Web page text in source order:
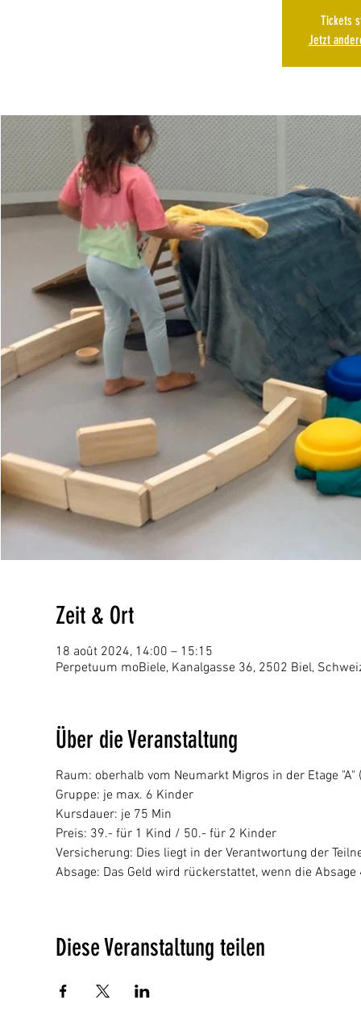
Tickets
Jetzt
Zeit & Ort
18 août 2024, 14:00 – 15:15
Perpetuum moBiele, Kanalgasse 36, 2502 Biel,
Über die Veranstaltung
Raum: oberhalb vom Neumarkt Migros in der Etage
Gruppe: je max. 6 Kinder
Kursdauer: je 75 Min
Preis: 39.- für 1 Kind / 50.- für 2 Kinder
Versicherung: Dies liegt in der Verantwortung der
Absage: Das Geld wird rückerstattet, wenn die
Diese Veranstaltung teilen